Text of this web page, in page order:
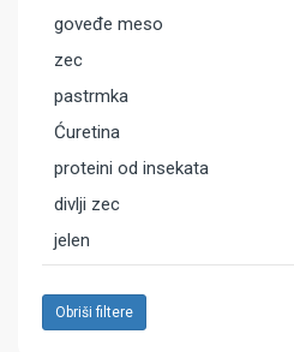
goveđe meso
zec
pastrmka
Ćuretina
proteini od insekata
divlji zec
jelen
Obriši filtere